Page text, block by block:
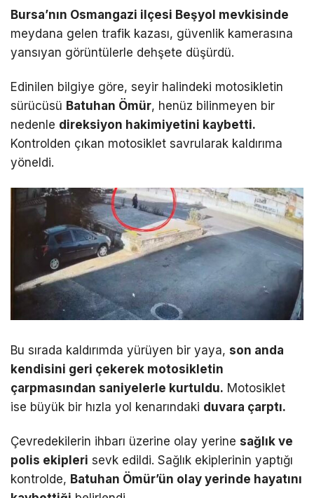
Bursa’nın Osmangazi ilçesi Beşyol mevkisinde
meydana gelen trafik kazası, güvenlik kamerasına
yansıyan görüntülerle dehşete düşürdü.
Edinilen bilgiye göre, seyir halindeki motosikletin
sürücüsü Batuhan Ömür, henüz bilinmeyen bir
nedenle direksiyon hakimiyetini kaybetti.
Kontrolden çıkan motosiklet savrularak kaldırıma
yöneldi.
Bu sırada kaldırımda yürüyen bir yaya, son anda
kendisini geri çekerek motosikletin
çarpmasından saniyelerle kurtuldu. Motosiklet
ise büyük bir hızla yol kenarındaki duvara çarptı.
Çevredekilerin ihbarı üzerine olay yerine sağlık ve
polis ekipleri sevk edildi. Sağlık ekiplerinin yaptığı
kontrolde, Batuhan Ömür’ün olay yerinde hayatını